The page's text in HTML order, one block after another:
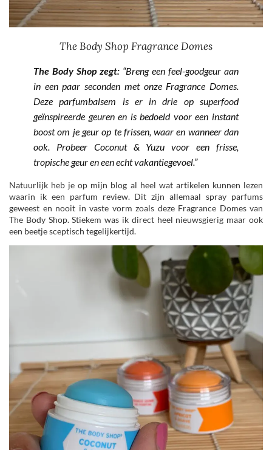
The Body Shop Fragrance Domes
The Body Shop zegt: “Breng een feel-goodgeur aan
in een paar seconden met onze Fragrance Domes.
Deze parfumbalsem is er in drie op superfood
geïnspireerde geuren en is bedoeld voor een instant
boost om je geur op te frissen, waar en wanneer dan
ook. Probeer Coconut & Yuzu voor een frisse,
tropische geur en een echt vakantiegevoel.”
Natuurlijk heb je op mijn blog al heel wat artikelen kunnen lezen
waarin ik een parfum review. Dit zijn allemaal spray parfums
geweest en nooit in vaste vorm zoals deze Fragrance Domes van
The Body Shop. Stiekem was ik direct heel nieuwsgierig maar ook
een beetje sceptisch tegelijkertijd.